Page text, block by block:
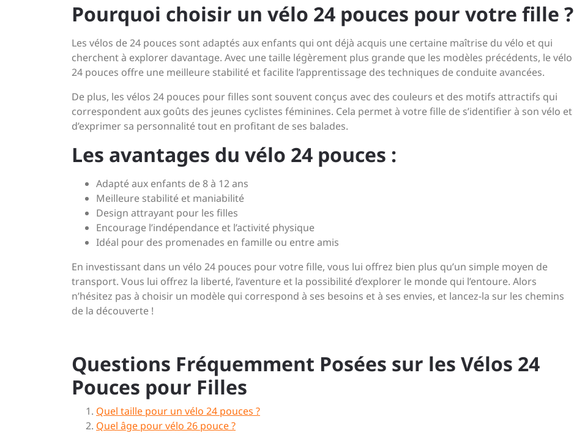
Pourquoi choisir un vélo 24 pouces pour votre fille ?
Les vélos de 24 pouces sont adaptés aux enfants qui ont déjà acquis une certaine maîtrise du vélo et qui
cherchent à explorer davantage. Avec une taille légèrement plus grande que les modèles précédents, le vélo
24 pouces offre une meilleure stabilité et facilite l’apprentissage des techniques de conduite avancées.
De plus, les vélos 24 pouces pour filles sont souvent conçus avec des couleurs et des motifs attractifs qui
correspondent aux goûts des jeunes cyclistes féminines. Cela permet à votre fille de s’identifier à son vélo et
d’exprimer sa personnalité tout en profitant de ses balades.
Les avantages du vélo 24 pouces :
Adapté aux enfants de 8 à 12 ans
Meilleure stabilité et maniabilité
Design attrayant pour les filles
Encourage l’indépendance et l’activité physique
Idéal pour des promenades en famille ou entre amis
En investissant dans un vélo 24 pouces pour votre fille, vous lui offrez bien plus qu’un simple moyen de
transport. Vous lui offrez la liberté, l’aventure et la possibilité d’explorer le monde qui l’entoure. Alors
n’hésitez pas à choisir un modèle qui correspond à ses besoins et à ses envies, et lancez-la sur les chemins
de la découverte !
Questions Fréquemment Posées sur les Vélos 24
Pouces pour Filles
Quel taille pour un vélo 24 pouces ?
Quel âge pour vélo 26 pouce ?